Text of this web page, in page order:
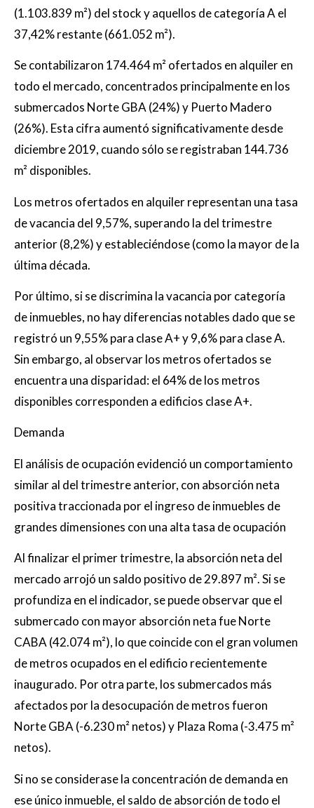
(1.103.839 m²) del stock y aquellos de categoría A el
37,42% restante (661.052 m²).
Se contabilizaron 174.464 m² ofertados en alquiler en
todo el mercado, concentrados principalmente en los
submercados Norte GBA (24%) y Puerto Madero
(26%). Esta cifra aumentó significativamente desde
diciembre 2019, cuando sólo se registraban 144.736
m² disponibles.
Los metros ofertados en alquiler representan una tasa
de vacancia del 9,57%, superando la del trimestre
anterior (8,2%) y estableciéndose (como la mayor de la
última década.
Por último, si se discrimina la vacancia por categoría
de inmuebles, no hay diferencias notables dado que se
registró un 9,55% para clase A+ y 9,6% para clase A.
Sin embargo, al observar los metros ofertados se
encuentra una disparidad: el 64% de los metros
disponibles corresponden a edificios clase A+.
Demanda
El análisis de ocupación evidenció un comportamiento
similar al del trimestre anterior, con absorción neta
positiva traccionada por el ingreso de inmuebles de
grandes dimensiones con una alta tasa de ocupación
Al finalizar el primer trimestre, la absorción neta del
mercado arrojó un saldo positivo de 29.897 m². Si se
profundiza en el indicador, se puede observar que el
submercado con mayor absorción neta fue Norte
CABA (42.074 m²), lo que coincide con el gran volumen
de metros ocupados en el edificio recientemente
inaugurado. Por otra parte, los submercados más
afectados por la desocupación de metros fueron
Norte GBA (-6.230 m² netos) y Plaza Roma (-3.475 m²
netos).
Si no se considerase la concentración de demanda en
ese único inmueble, el saldo de absorción de todo el